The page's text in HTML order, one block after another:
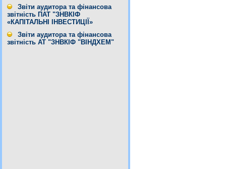
Звіти аудитора та фінансова
звітність ПАТ "ЗНВКІФ
«КАПІТАЛЬНІ ІНВЕСТИЦІЇ»
Звіти аудитора та фінансова
звітність АТ "ЗНВКІФ "ВІНДХЕМ"